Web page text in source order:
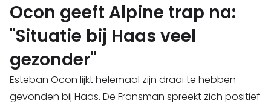
Ocon geeft Alpine trap na:
"Situatie bij Haas veel
gezonder"
Esteban Ocon lijkt helemaal zijn draai te hebben
gevonden bij Haas. De Fransman spreekt zich positief